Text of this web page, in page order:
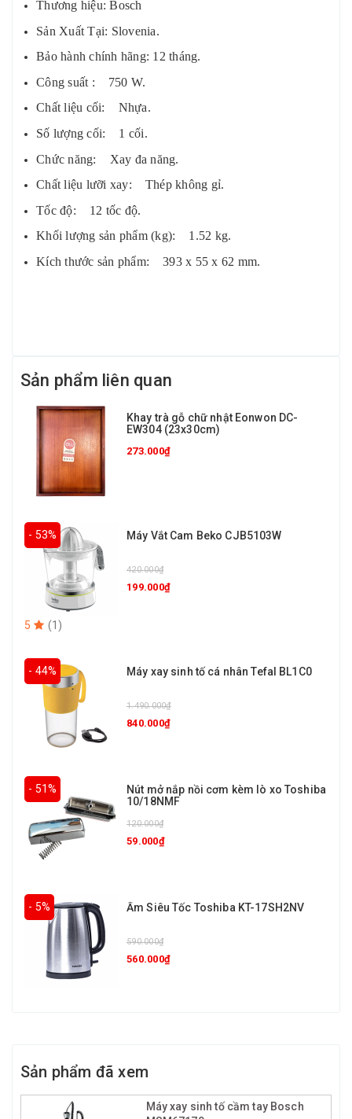
Thương hiệu: Bosch
Sản Xuất Tại: Slovenia.
Bảo hành chính hãng: 12 tháng.
Công suất : 750 W.
Chất liệu cối: Nhựa.
Số lượng cối: 1 cối.
Chức năng: Xay đa năng.
Chất liệu lưỡi xay: Thép không gỉ.
Tốc độ: 12 tốc độ.
Khối lượng sản phẩm (kg): 1.52 kg.
Kích thước sản phẩm: 393 x 55 x 62 mm.
Sản phẩm liên quan
Khay trà gỗ chữ nhật Eonwon DC-
EW304 (23x30cm)
273.000₫
- 53% Máy Vắt Cam Beko CJB5103W
420.000₫
199.000₫
5 (1)
- 44% Máy xay sinh tố cá nhân Tefal BL1C0
1.490.000₫
840.000₫
- 51%
Nút mở nắp nồi cơm kèm lò xo Toshiba
10/18NMF
120.000₫
59.000₫
- 5% Ấm Siêu Tốc Toshiba KT-17SH2NV
590.000₫
560.000₫
Sản phẩm đã xem
Máy xay sinh tố cầm tay Bosch